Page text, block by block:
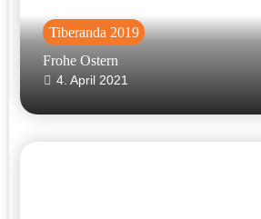
Tiberanda 2019
Frohe Ostern
4. April 2021